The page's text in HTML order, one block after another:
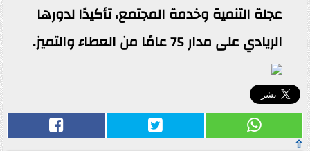
عجلة التنمية وخدمة المجتمع، تأكيدًا لدورها
الريادي على مدار 75 عامًا من العطاء والتميز.
⇧